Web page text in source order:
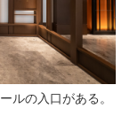
ルの入口がある。